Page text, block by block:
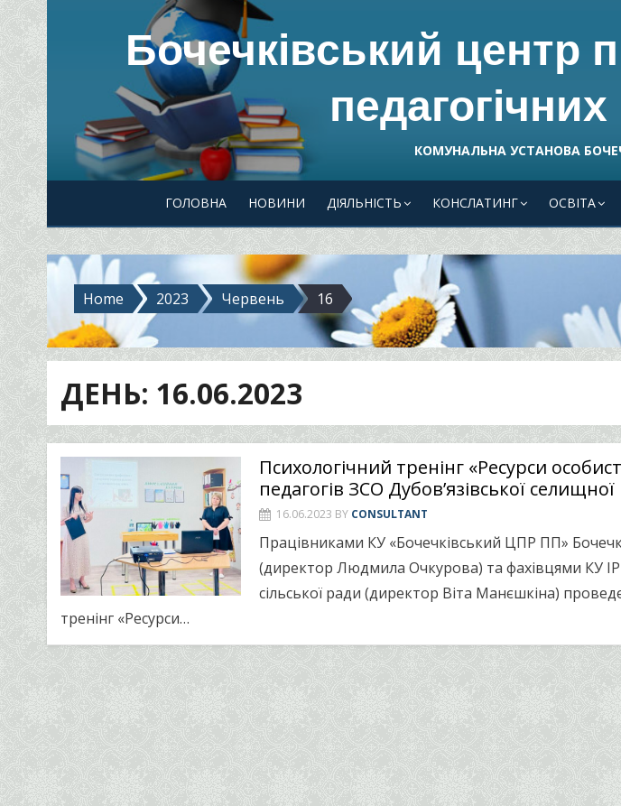
Бочечківський центр
КОМУНАЛЬНА УСТАНОВА
ГОЛОВНА НОВИНИ ДІЯЛЬНІСТЬ КОНСЛАТИНГ ОСВІТА
Home 2023 Червень 16
ДЕНЬ: 16.06.2023
Психологічний тренінг «Ресурси
педагогів ЗСО Дубов’язівської
16.06.2023 BY CONSULTANT
Працівниками КУ «Бочечківський ЦПР ПП»
(директор Людмила Очкурова) та фахівцями КУ
сільської ради (директор Віта Манєшкіна)
тренінг «Ресурси…